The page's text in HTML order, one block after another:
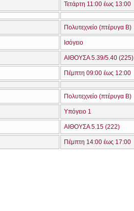
Τετάρτη 11:00 έως 13:00
Πολυτεχνείο (πτέρυγα Β)
Ισόγειο
ΑΙΘΟΥΣΑ 5.39/5.40 (225)
Πέμπτη 09:00 έως 12:00
Πολυτεχνείο (πτέρυγα Β)
Υπόγειο 1
ΑΙΘΟΥΣΑ 5.15 (222)
Πέμπτη 14:00 έως 17:00